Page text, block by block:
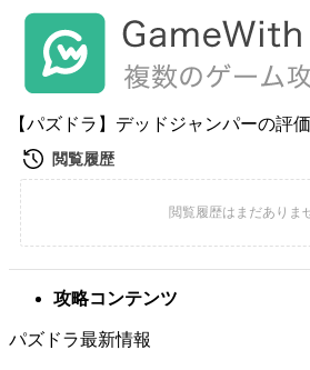
【パズドラ】デッドジャンパーの評
攻略コンテンツ
パズドラ最新情報